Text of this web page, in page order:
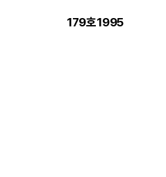
179호1995